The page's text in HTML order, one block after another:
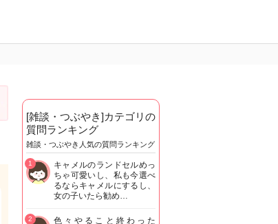
[雑談・つぶやき]カテゴリの
質問ランキング
雑談・つぶやき人気の質問ランキング
キャメルのランドセルめっ
ちゃ可愛いし、私も今選べ
るならキャメルにするし、
女の子いたら勧め…
1
色々やること終わった
2